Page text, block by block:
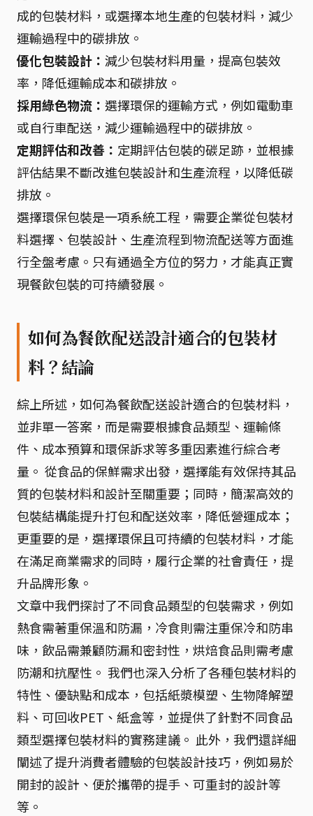
成的包裝材料，或選擇本地生產的包裝材料，減少
運輸過程中的碳排放。
優化包裝設計： 減少包裝材料用量，提高包裝效
率，降低運輸成本和碳排放。
採用綠色物流： 選擇環保的運輸方式，例如電動車
或自行車配送，減少運輸過程中的碳排放。
定期評估和改善： 定期評估包裝的碳足跡，並根據
評估結果不斷改進包裝設計和生產流程，以降低碳
排放。
選擇環保包裝是一項系統工程，需要企業從包裝材
料選擇、包裝設計、生產流程到物流配送等方面進
行全盤考慮。只有通過全方位的努力，才能真正實
現餐飲包裝的可持續發展。
如何為餐飲配送設計適合的包裝材
料？結論
綜上所述，如何為餐飲配送設計適合的包裝材料，
並非單一答案，而是需要根據食品類型、運輸條
件、成本預算和環保訴求等多重因素進行綜合考
量。 從食品的保鮮需求出發，選擇能有效保持其品
質的包裝材料和設計至關重要；同時，簡潔高效的
包裝結構能提升打包和配送效率，降低營運成本；
更重要的是，選擇環保且可持續的包裝材料，才能
在滿足商業需求的同時，履行企業的社會責任，提
升品牌形象。
文章中我們探討了不同食品類型的包裝需求，例如
熱食需著重保溫和防漏，冷食則需注重保冷和防串
味，飲品需兼顧防漏和密封性，烘焙食品則需考慮
防潮和抗壓性。 我們也深入分析了各種包裝材料的
特性、優缺點和成本，包括紙漿模塑、生物降解塑
料、可回收PET、紙盒等，並提供了針對不同食品
類型選擇包裝材料的實務建議。 此外，我們還詳細
闡述了提升消費者體驗的包裝設計技巧，例如易於
開封的設計、便於攜帶的提手、可重封的設計等
等。